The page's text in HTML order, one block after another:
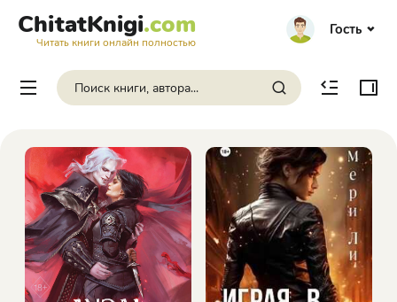
ChitatKnigi.com
Читать книги онлайн полностью
Гость